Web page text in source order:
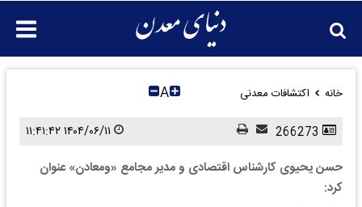
خانه اکتشافات معدنی A
حسن یحیوی کارشناس اقتصادی و مدیر مجامع «ومعادن» عنوان
کرد: